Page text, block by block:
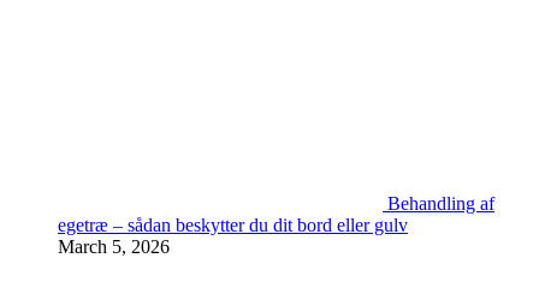
Behandling af
egetræ – sådan beskytter du dit bord eller gulv
March 5, 2026